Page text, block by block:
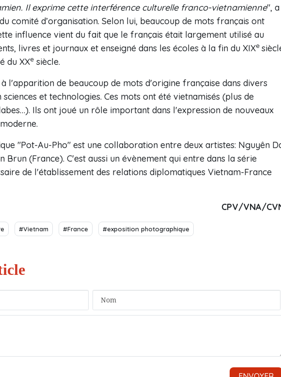
Il exprime cette interférence culturelle franco-vietnamienne", a
comité d’organisation. Selon lui, beaucoup de mots français ont
influence vient du fait que le français était largement utilisé au
livres et journaux et enseigné dans les écoles à la fin du XIXe
du XXe siècle.
l'apparition de beaucoup de mots d'origine française dans divers
et technologies. Ces mots ont été vietnamisés (plus de
Ils ont joué un rôle important dans l'expression de nouveaux
"Pot-Au-Pho" est une collaboration entre deux artistes: Nguyên
Brun (France). C'est aussi un évènement qui entre dans la série
de l'établissement des relations diplomatiques Vietnam-France
CPV/VNA/
#Vietnam #France #exposition photographique